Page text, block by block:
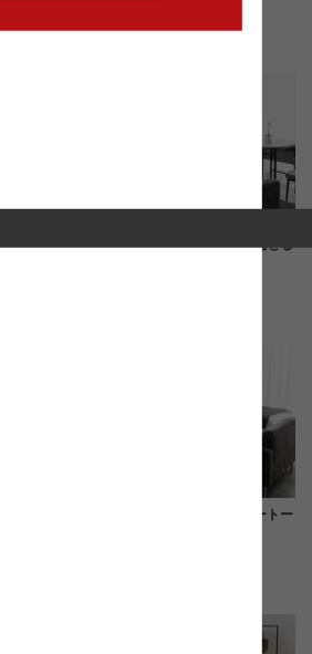
るいナ
石目調家具が映える、素材で魅せる
テー
静けさを美しく整える、グレートー